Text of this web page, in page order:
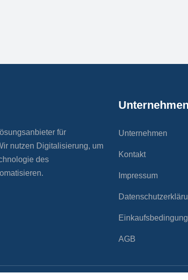
für
nutzen Digitalisierung, um
des
Unternehmen
Unternehmen
Kontakt
Impressum
AGB